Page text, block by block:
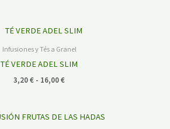
Infusiones y Tés a Granel
TÉ VERDE ADEL SLIM
3,20€ - 16,00€
Rango
precios:
3,20 €
hasta
Rango